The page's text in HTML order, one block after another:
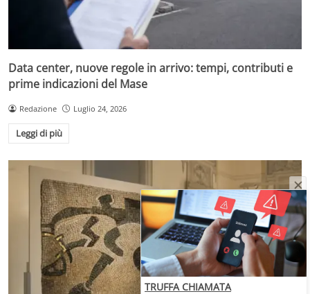
Data center, nuove regole in arrivo: tempi, contributi e
prime indicazioni del Mase
Redazione Luglio 24, 2026
Leggi di più
TRUFFA CHIAMATA